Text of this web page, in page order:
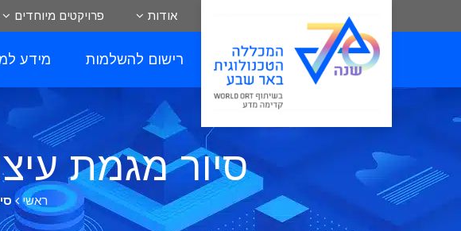
אודות פרויקטים מיוחדים
רישום להשלמות מידע
סיור מגמת
ראשי